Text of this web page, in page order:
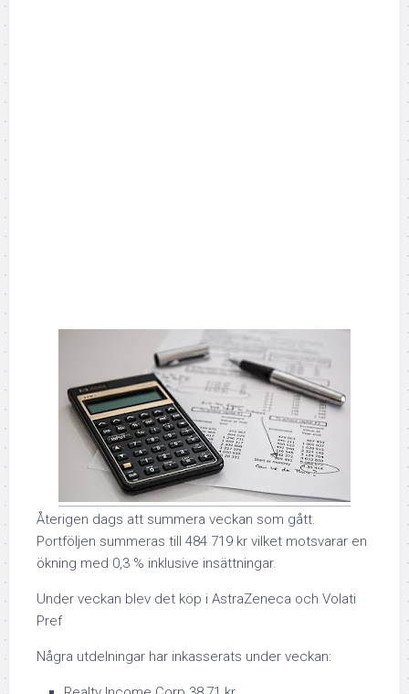
Återigen dags att summera veckan som gått.
Portföljen summeras till 484 719 kr vilket motsvarar en
ökning med 0,3 % inklusive insättningar.
Under veckan blev det köp i AstraZeneca och Volati
Pref
Några utdelningar har inkasserats under veckan: